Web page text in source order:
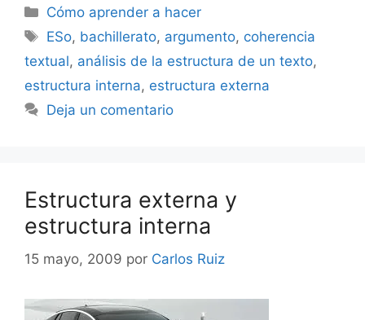
Categorías
Cómo aprender a hacer
Etiquetas
ESo, bachillerato, argumento, coherencia
textual, análisis de la estructura de un texto,
estructura interna, estructura externa
Deja un comentario
Estructura externa y
estructura interna
15 mayo, 2009 por Carlos Ruiz